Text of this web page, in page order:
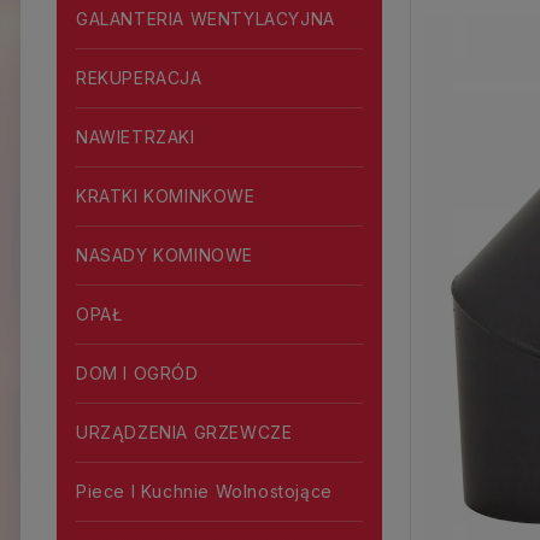
GALANTERIA WENTYLACYJNA
REKUPERACJA
NAWIETRZAKI
KRATKI KOMINKOWE
NASADY KOMINOWE
OPAŁ
DOM I OGRÓD
URZĄDZENIA GRZEWCZE
Piece I Kuchnie Wolnostojące